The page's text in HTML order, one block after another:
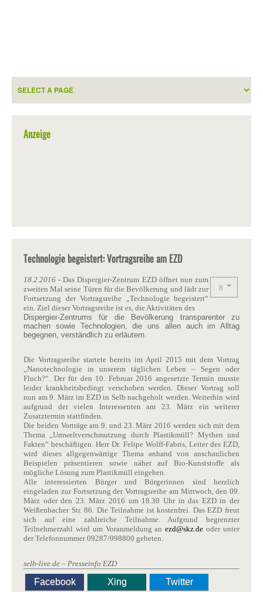
Anzeige
Technologie begeistert: Vortragsreihe am EZD
18.2.2016 - Das Dispergier-Zentrum EZD öffnet nun zum
zweiten Mal seine Türen für die Bevölkerung und lädt zur
Fortsetzung der Vortragsreihe „Technologie begeistert“
ein. Ziel dieser Vortragsreihe ist es, die Aktivitäten des
Dispergier-Zentrums für die Bevölkerung transparenter zu
machen sowie Technologien, die uns allen auch im Alltag
begegnen, verständlich zu erläutern.
Die Vortragsreihe startete bereits im April 2015 mit dem Vortrag
„Nanotechnologie in unserem täglichen Leben – Segen oder
Fluch?“. Der für den 10. Februar 2016 angesetzte Termin musste
leider krankheitsbedingt verschoben werden. Dieser Vortrag soll
nun am 9. März im EZD in Selb nachgeholt werden. Weiterhin wird
aufgrund der vielen Interessenten am 23. März ein weiterer
Zusatztermin stattfinden.
Die beiden Vorträge am 9. und 23. März 2016 werden sich mit dem
Thema „Umweltverschmutzung durch Plastikmüll? Mythen und
Fakten“ beschäftigen. Herr Dr. Felipe Wolff-Fabris, Leiter des EZD,
wird dieses allgegenwärtige Thema anhand von anschaulichen
Beispielen präsentieren sowie näher auf Bio-Kunststoffe als
mögliche Lösung zum Plastikmüll eingehen.
Alle interessierten Bürger und Bürgerinnen sind herzlich
eingeladen zur Fortsetzung der Vortragsreihe am Mittwoch, den 09.
März oder den 23. März 2016 um 18.30 Uhr in das EZD in der
Weißenbacher Str. 86. Die Teilnahme ist kostenfrei. Das EZD freut
sich auf eine zahlreiche Teilnahme. Aufgrund begrenzter
Teilnehmerzahl wird um Voranmeldung anezd​@​skz.de oder unter
der Telefonnummer 09287/998800 gebeten.
selb-live.de – Presseinfo EZD
Facebook Xing
Twitter